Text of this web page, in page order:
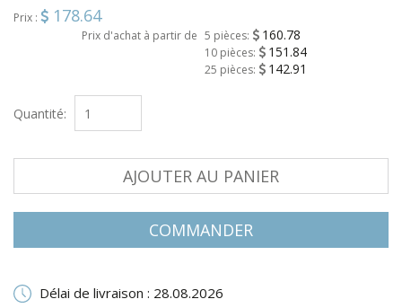
Prix : 178.64
Prix d'achat à partir de 5 pièces: 160.78
10 pièces: 151.84
25 pièces: 142.91
Quantité:
AJOUTER AU PANIER
COMMANDER
Délai de livraison : 28.08.2026